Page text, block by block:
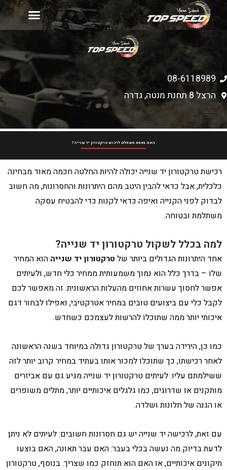
08-6118989
הרצל 8 תחנת מנטה, גדרה
האם באמת משתלם לרכוש טרקטורון יד שנייה?
רכישת טרקטורון יד שנייה יכולה להיות החלטה חכמה מאוד מבחינה
כלכלית, אבל כדאי להבין היטב מהם היתרונות והחסרונות, מה חשוב
לבדוק לפני הקנייה ואיפה כדאי לקנות כדי להבטיח עסקה
משתלמת ובטוחה.
למה בכלל לשקול טרקטורון יד שנייה?
אחד היתרונות הגדולים ביותר של טרקטורון יד שנייה הוא המחיר
שלו – בדרך כלל הוא נמוך משמעותית ממחיר כלי חדש, ולעיתים
אפשר לחסוך עשרות אחוזים מהעלות הראשונית. זה מאפשר לכם
לקבל כלי עם ביצועים טובים במחיר אטרקטיבי, ואפילו לבחור דגם
איכותי יותר ממה שתוכלו להרשות לעצמכם כשחדש.
כמו כן, הירידה בערך של טרקטורון גדולה במיוחד בשנה הראשונה
לאחר רכישתו, כך שתוכלו למכור אותו בעתיד במחיר קרוב יותר לזה
ששילמתם עליו. לעיתים טרקטורון יד שנייה מגיע גם עם אביזרים
מותקנים או שדרוגים, כמו גלגלים איכותיים יותר, מתלים משופרים
או הגנה של חלונות ושלדה.
עם זאת, לרכישה יד שנייה יש גם חסרונות חשובים: לעיתים לא ניתן
לדעת בדיוק מה נעשה בכלי בעבר: האם עבר תאונה, האם בוצעו
תיקונים איכותיים, או האם הוא תוחזק כמו שצריך. בנוסף, טרקטורון